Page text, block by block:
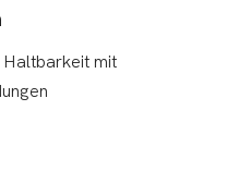
Haltbarkeit mit